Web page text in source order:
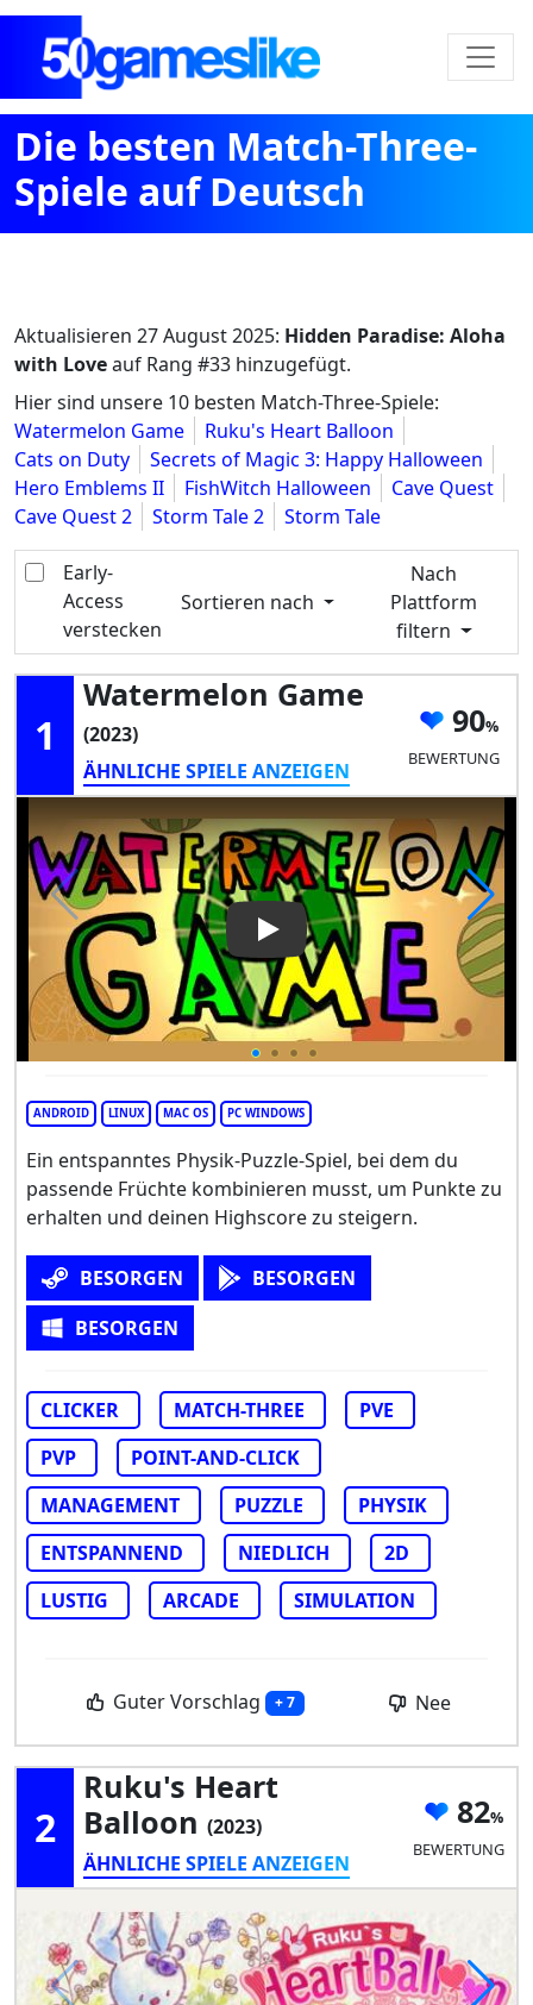
Die besten Match-Three-
Spiele auf Deutsch
Aktualisieren 27 August 2025: Hidden Paradise: Aloha
with Loveauf Rang #33 hinzugefügt.
Hier sind unsere 10 besten Match-Three-Spiele:
Watermelon Game
Ruku's Heart Balloon
Cats on Duty
Secrets of Magic 3: Happy Halloween
Hero Emblems II
FishWitch Halloween
Cave Quest
Cave Quest 2
Storm Tale 2 Storm Tale
Early-
Access
verstecken
Sortieren nach
Nach
Plattform
filtern
1
Watermelon Game
(2023)
ÄHNLICHE SPIELE ANZEIGEN
90
BEWERTUNG
Play Video: Watermelon
ANDROID LINUX MAC OS PC WINDOWS
Ein entspanntes Physik-Puzzle-Spiel, bei dem du
passende Früchte kombinieren musst, um Punkte zu
erhalten und deinen Highscore zu steigern.
BESORGEN
BESORGEN
BESORGEN
CLICKER MATCH-THREE
PVE
PVP
POINT-AND-CLICK
MANAGEMENT
PUZZLE
PHYSIK
ENTSPANNEND
NIEDLICH
2D
LUSTIG
ARCADE SIMULATION
Guter Vorschlag + 7 Nee
2
Ruku's Heart
Balloon (2023)
ÄHNLICHE SPIELE ANZEIGEN
82
BEWERTUNG